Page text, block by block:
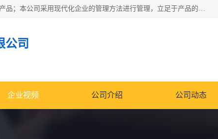
南通科达机床制造有限公司主要生产液压机、冲床、压力机等产品；本公司采用现代化企业的管理方法进行管理，立足于产品的质量管理，以优秀的品质、新颖的设计、合理的价格、完善的服务赢得广大客户的充分信赖和良好的口碑。领导层将运用科学管理方法及长期积累下来的经验和广泛领域吸取来新的技术不断调整产品结构，为市场提供精良的各类机械设备。企业将坚持与国内外各界朋友，真诚合作，共创辉煌。
公司
企业视频 公司介绍 公司动态